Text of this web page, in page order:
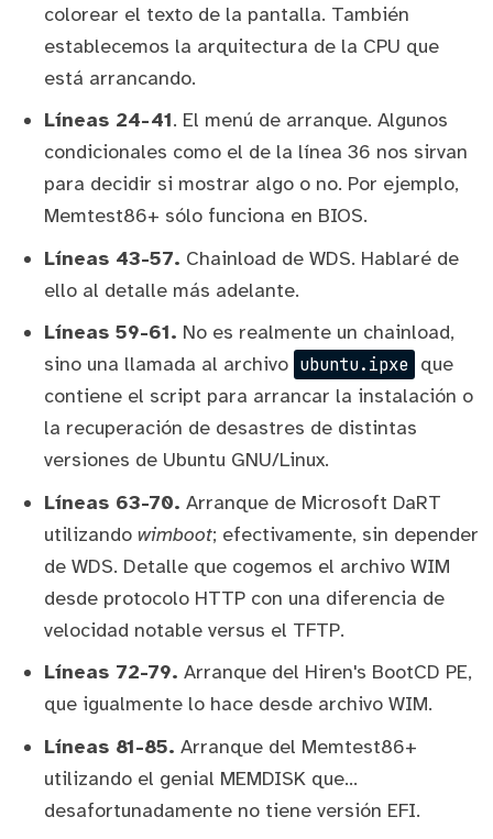
colorear el texto de la pantalla. También
establecemos la arquitectura de la CPU que
está arrancando.
Líneas 24-41. El menú de arranque. Algunos
condicionales como el de la línea 36 nos sirvan
para decidir si mostrar algo o no. Por ejemplo,
Memtest86+ sólo funciona en BIOS.
Líneas 43-57. Chainload de WDS. Hablaré de
ello al detalle más adelante.
Líneas 59-61. No es realmente un chainload,
sino una llamada al archivo ubuntu.ipxe que
contiene el script para arrancar la instalación o
la recuperación de desastres de distintas
versiones de Ubuntu GNU/Linux.
Líneas 63-70. Arranque de Microsoft DaRT
utilizando wimboot; efectivamente, sin depender
de WDS. Detalle que cogemos el archivo WIM
desde protocolo HTTP con una diferencia de
velocidad notable versus el TFTP.
Líneas 72-79. Arranque del Hiren's BootCD PE,
que igualmente lo hace desde archivo WIM.
Líneas 81-85. Arranque del Memtest86+
utilizando el genial MEMDISKque...
desafortunadamente no tiene versión EFI.